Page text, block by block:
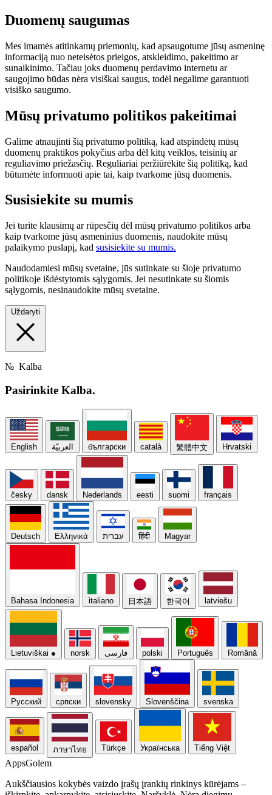
Duomenų saugumas
Mes imamės atitinkamų priemonių, kad apsaugotume jūsų asmeninę
informaciją nuo neteisėtos prieigos, atskleidimo, pakeitimo ar
sunaikinimo. Tačiau joks duomenų perdavimo internetu ar
saugojimo būdas nėra visiškai saugus, todėl negalime garantuoti
visiško saugumo.
Mūsų privatumo politikos pakeitimai
Galime atnaujinti šią privatumo politiką, kad atspindėtų mūsų
duomenų praktikos pokyčius arba dėl kitų veiklos, teisinių ar
reguliavimo priežasčių. Reguliariai peržiūrėkite šią politiką, kad
būtumėte informuoti apie tai, kaip tvarkome jūsų duomenis.
Susisiekite su mumis
Jei turite klausimų ar rūpesčių dėl mūsų privatumo politikos arba
kaip tvarkome jūsų asmeninius duomenis, naudokite mūsų
palaikymo puslapį, kad susisiekite su mumis.
Naudodamiesi mūsų svetaine, jūs sutinkate su šioje privatumo
politikoje išdėstytomis sąlygomis. Jei nesutinkate su šiomis
sąlygomis, nesinaudokite mūsų svetaine.
Uždaryti
№ Kalba
Pasirinkite Kalba.
English العربيّة български català 繁體中文 Hrvatski
česky dansk Nederlands eesti suomi français
Deutsch Ελληνικά עברית हिंदी Magyar
Bahasa Indonesia italiano 日本語 한국어 latviešu
Lietuviškai ● norsk فارسی polski Português Română
Русский српски slovensky Slovenščina svenska
español ภาษาไทย Türkçe Українська Tiếng Việt
AppsGolem
Aukščiausios kokybės vaizdo įrašų įrankių rinkinys kūrėjams –